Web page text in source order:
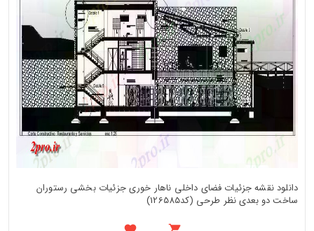
دانلود نقشه جزئیات فضای داخلی ناهار خوری جزئیات بخشی رستوران
ساخت دو بعدی نظر طرحی (کد126585)